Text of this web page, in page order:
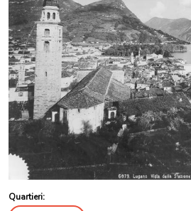
Quartieri: